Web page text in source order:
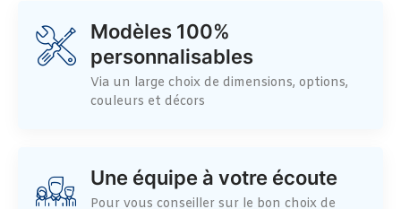
Modèles 100%
personnalisables
Via un large choix de dimensions, options,
couleurs et décors
Une équipe à votre écoute
Pour vous conseiller sur le bon choix de